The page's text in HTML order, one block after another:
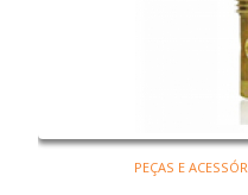
PEÇAS E